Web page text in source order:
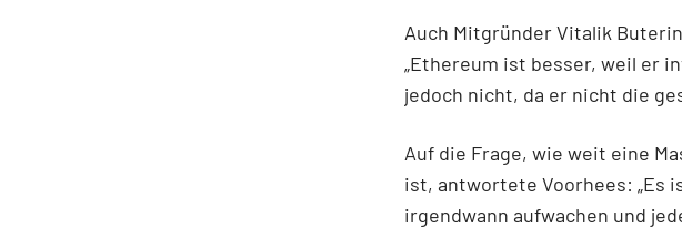
Auch Mitgründer Vitalik
„Ethereum ist besser, weil er
jedoch nicht, da er nicht die
Auf die Frage, wie weit eine
ist, antwortete Voorhees: „Es
irgendwann aufwachen und